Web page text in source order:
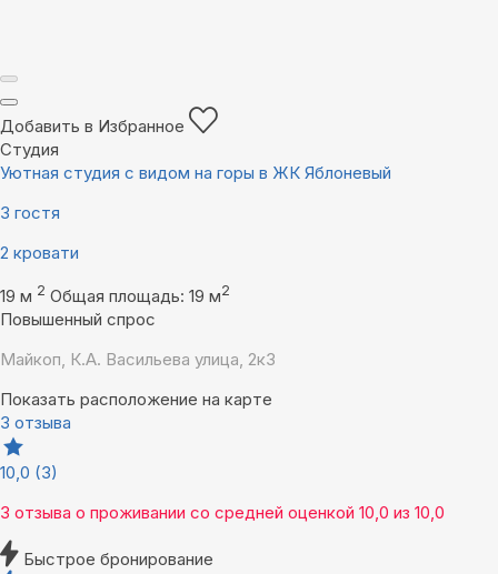
Добавить в Избранное
Студия
Уютная студия с видом на горы в ЖК Яблоневый
3 гостя
2 кровати
19 м 2 Общая площадь: 19 м2
Повышенный спрос
Майкоп, К.А. Васильева улица, 2к3
Показать расположение на карте
3 отзыва
10,0 (3)
3 отзыва о проживании со средней оценкой 10,0 из 10,0
Быстрое бронирование